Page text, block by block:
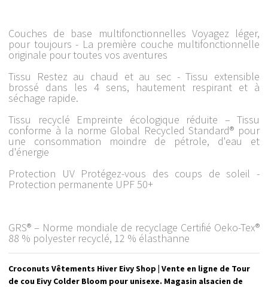
Couches de base multifonctionnelles Voyagez léger,
pour toujours - La première couche multifonctionnelle
originale pour toutes vos aventures
Tissu Restez au chaud et au sec - Tissu extensible
brossé dans les 4 sens, hautement respirant et à
séchage rapide.
Tissu recyclé Empreinte écologique réduite – Tissu
conforme à la norme Global Recycled Standard® pour
une consommation moindre de pétrole, d'eau et
d'énergie
Protection UV Protégez-vous des coups de soleil -
Protection permanente UPF 50+
GRS® – Norme mondiale de recyclage Certifié Oeko-Tex®
88 % polyester recyclé, 12 % élasthanne
Croconuts Vêtements Hiver Eivy Shop | Vente en ligne de Tour
de cou Eivy Colder Bloom pour unisexe. Magasin alsacien de